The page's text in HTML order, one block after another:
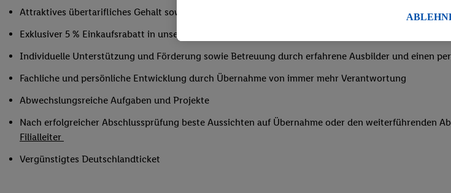
Attraktives übertarifliches Gehalt sowie Urlaubs- und Weihnachtsgeld
Exklusiver 5 % Einkaufsrabatt in unseren Filialen
Individuelle Unterstützung und Förderung sowie Betreuung durch erfahrene Ausbilder und einen
Fachliche und persönliche Entwicklung durch Übernahme von immer mehr Verantwortung
Abwechslungsreiche Aufgaben und Projekte
Nach erfolgreicher Abschlussprüfung beste Aussichten auf Übernahme oder den weiterführenden
Filialleiter
Vergünstigtes Deutschlandticket
Die Erstellung personalisierter Werbung basiert auf der
angereicherten Profilen. Dies umfasst die Zusammenführung von
Ihr Kaufverhalten in den Lidl-Diensten, Informationen aus Ihrem
sowie Ihre genauen Standortdaten) auch über verschiedene
Speichern von und/ oder dem Zugriff auf Informationen auf Ihren
(sogenannten Segmenten). Im Zusammenhang mit dem Ausspielen
zur Leistungs-/ Erfolgsmessung der Werbung, zur
zur technischen Sicherung und Optimierung dieser
Sofern Sie hier Ihre Zustimmung dazu erteilen und danach ein Lidl